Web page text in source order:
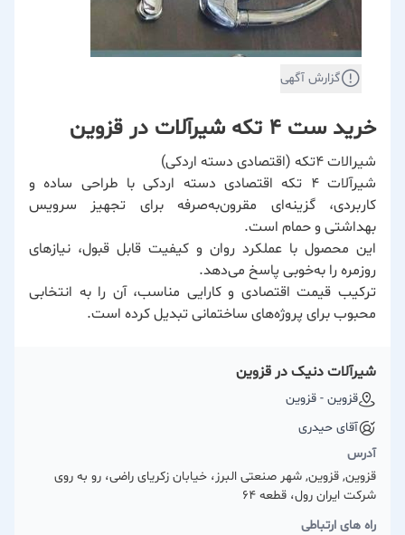
گزارش آگهی
خرید ست ۴ تکه شیرآلات در قزوین
شیرالات ۴تکه (اقتصادی دسته اردکی)
شیرآلات ۴ تکه اقتصادی دسته اردکی با طراحی ساده و
کاربردی، گزینه‌ای مقرون‌به‌صرفه برای تجهیز سرویس
بهداشتی و حمام است.
این محصول با عملکرد روان و کیفیت قابل قبول، نیازهای
روزمره را به‌خوبی پاسخ می‌دهد.
ترکیب قیمت اقتصادی و کارایی مناسب، آن را به انتخابی
محبوب برای پروژه‌های ساختمانی تبدیل کرده است.
شیرآلات دنیک در قزوین
قزوین - قزوین
آقای حیدری
آدرس
قزوین, قزوین, شهر صنعتی البرز، خیابان زکریای راضی، رو به روی
شرکت ایران رول، قطعه 64
راه های ارتباطی